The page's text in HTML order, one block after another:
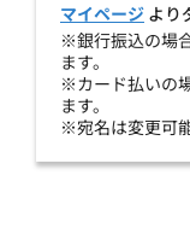
マイページ より
※銀行振込の場
ます。
※カード払いの
ます。
※宛名は変更可能